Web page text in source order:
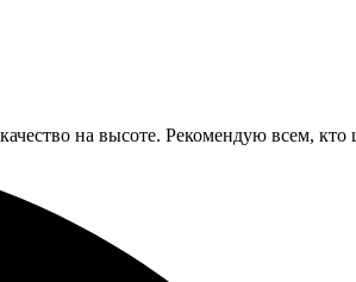
на высоте. Рекомендую всем, кто